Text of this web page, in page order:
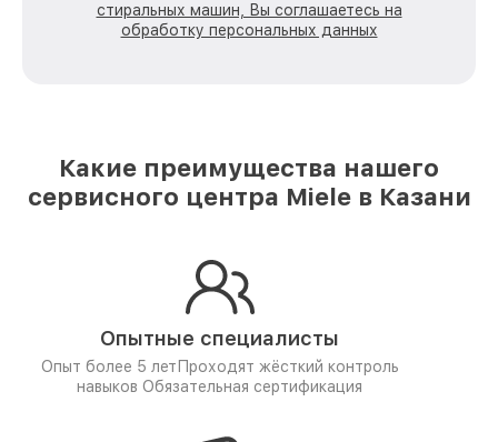
стиральных машин, Вы соглашаетесь на
обработку персональных данных
Какие преимущества нашего
сервисного центра Miele в Казани
Опытные специалисты
Опыт более 5 лет Проходят жёсткий контроль
навыков Обязательная сертификация